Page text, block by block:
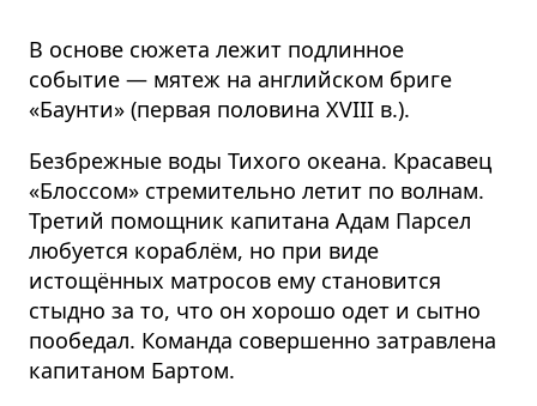
В основе сюжета лежит подлинное
событие — мятеж на английском бриге
«Баунти» (первая половина XVIII в.).
Безбрежные воды Тихого океана. Красавец
«Блоссом» стремительно летит по волнам.
Третий помощник капитана Адам Парсел
любуется кораблём, но при виде
истощённых матросов ему становится
стыдно за то, что он хорошо одет и сытно
пообедал. Команда совершенно затравлена
капитаном Бартом.